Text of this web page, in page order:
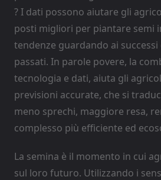
? I dati possono aiutare gli
posti migliori per piantare semi
tendenze guardando ai
passati. In parole povere, la
tecnologia e dati, aiuta gli
previsioni accurate, che si
meno sprechi, maggiore resa,
complesso più efficiente ed
La semina è il momento in cui
sul loro futuro. Utilizzando i